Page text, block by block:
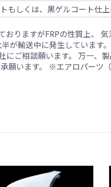
もしくは、黒ゲルコート仕上
りますがFRPの性質上、
が輸送中に発生していま
にご相談願います。 万一、
願います。 ※エアロパーツ